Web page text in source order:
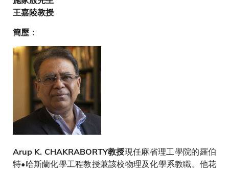
王嘉陵教授
簡歷：
Arup K. CHAKRABORTY教授現任麻省理工學院的羅伯
特•哈斯蘭化學工程教授兼該校物理及化學系教職。他花